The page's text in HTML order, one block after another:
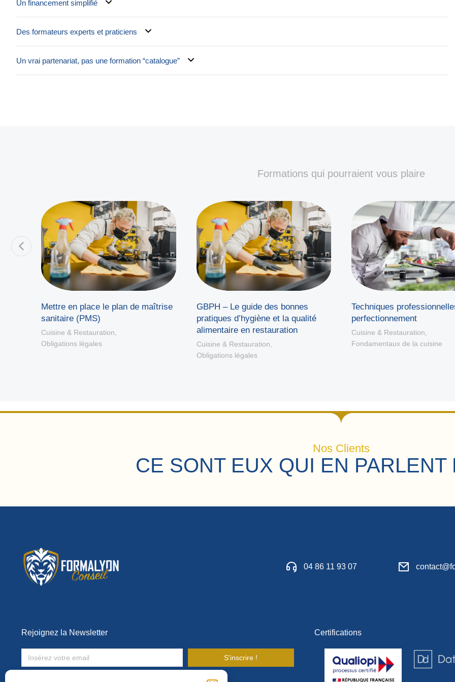
Un financement simplifié
Des formateurs experts et praticiens
Un vrai partenariat, pas une formation “catalogue”
Formations qui pourraient vous plaire
Mettre en place le plan de maîtrise
sanitaire (PMS)
Cuisine & Restauration
Obligations légales
GBPH – Le guide des bonnes
pratiques d’hygiène et la qualité
alimentaire en restauration
Cuisine & Restauration
Obligations légales
Techniques
perfectionnement
Cuisine & Restauration
Fondamentaux de la cuisine
Nos Clients
CE SONT EUX QUI EN PARLENT
04 86 11 93 07
Rejoignez la Newsletter
S'inscrire !
Certifications